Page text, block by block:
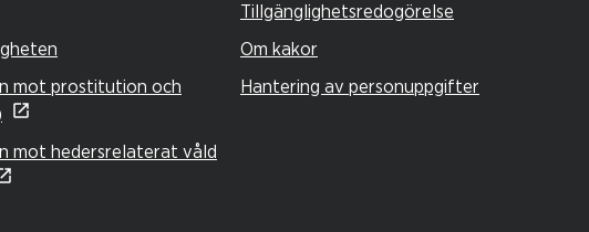
mot prostitution och
mot hedersrelaterat våld
Tillgänglighetsredogörelse
Om kakor
Hantering av personuppgifter